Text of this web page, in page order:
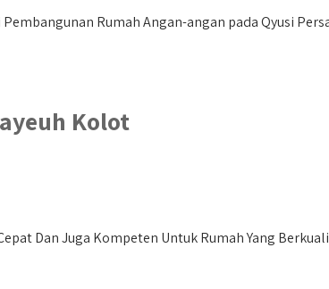
Rumah Angan-angan pada Qyusi
Kolot
Dan Juga Kompeten Untuk Rumah Yang